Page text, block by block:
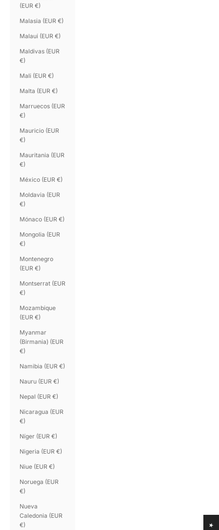
(EUR €)
Malasia (EUR €)
Malaui (EUR €)
Maldivas (EUR
€)
Mali (EUR €)
Malta (EUR €)
Marruecos (EUR
€)
Mauricio (EUR
€)
Mauritania (EUR
€)
México (EUR €)
Moldavia (EUR
€)
Mónaco (EUR €)
Mongolia (EUR
€)
Montenegro
(EUR €)
Montserrat (EUR
€)
Mozambique
(EUR €)
Myanmar
(Birmania) (EUR
€)
Namibia (EUR €)
Nauru (EUR €)
Nepal (EUR €)
Nicaragua (EUR
€)
Níger (EUR €)
Nigeria (EUR €)
Niue (EUR €)
Noruega (EUR
€)
Nueva
Caledonia (EUR
€)